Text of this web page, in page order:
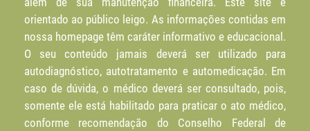
orientado ao público leigo. As informações contidas em
nossa homepage têm caráter informativo e educacional.
O seu conteúdo jamais deverá ser utilizado para
autodiagnóstico, autotratamento e automedicação. Em
caso de dúvida, o médico deverá ser consultado, pois,
somente ele está habilitado para praticar o ato médico,
conforme recomendação do Conselho Federal de